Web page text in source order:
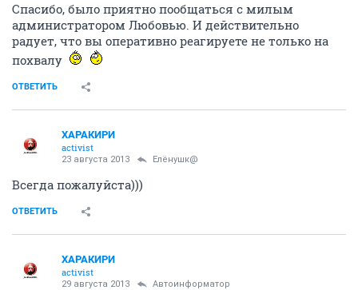
Спасибо, было приятно пообщаться с милым
администратором Любовью. И действительно
радует, что вы оперативно реагируете не только на
похвалу
ОТВЕТИТЬ
ХАРАКИРИ
activist
23 августа 2013 Елёнушк@
Всегда пожалуйста)))
ОТВЕТИТЬ
ХАРАКИРИ
activist
29 августа 2013 Автоинформатор